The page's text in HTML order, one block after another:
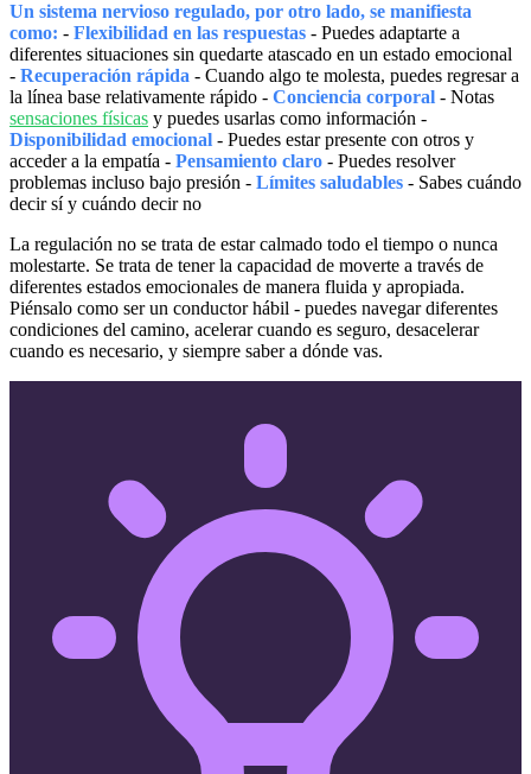
Un sistema nervioso regulado, por otro lado, se manifiesta
como: - Flexibilidad en las respuestas - Puedes adaptarte a
diferentes situaciones sin quedarte atascado en un estado emocional
- Recuperación rápida - Cuando algo te molesta, puedes regresar a
la línea base relativamente rápido - Conciencia corporal - Notas
sensaciones físicas y puedes usarlas como información -
Disponibilidad emocional - Puedes estar presente con otros y
acceder a la empatía - Pensamiento claro - Puedes resolver
problemas incluso bajo presión - Límites saludables - Sabes cuándo
decir sí y cuándo decir no
La regulación no se trata de estar calmado todo el tiempo o nunca
molestarte. Se trata de tener la capacidad de moverte a través de
diferentes estados emocionales de manera fluida y apropiada.
Piénsalo como ser un conductor hábil - puedes navegar diferentes
condiciones del camino, acelerar cuando es seguro, desacelerar
cuando es necesario, y siempre saber a dónde vas.